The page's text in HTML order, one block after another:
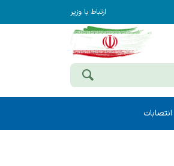
ارتباط با وزیر
انتصابات